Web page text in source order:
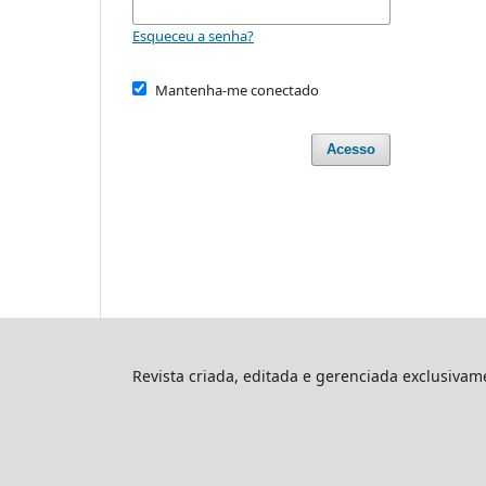
Esqueceu a senha?
Mantenha-me conectado
Acesso
Revista criada, editada e gerenciada